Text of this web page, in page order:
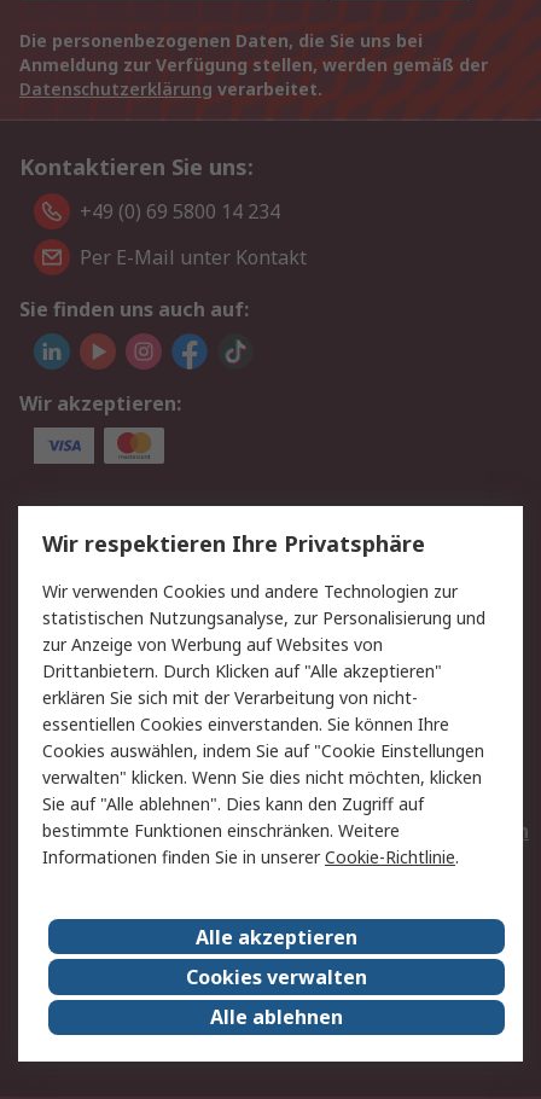
Die personenbezogenen Daten, die Sie uns bei
Anmeldung zur Verfügung stellen, werden gemäß der
Datenschutzerklärung verarbeitet.
Kontaktieren Sie uns:
+49 (0) 69 5800 14 234
Per E-Mail unter Kontakt
Sie finden uns auch auf:
Wir akzeptieren:
Service
Value Added Services
Lieferlösungen
Rücksendungen
Kontakt
Hilfe
Privatkunden
Rechtliches
AGB
Datenschutz
Cookie-Richtlinie
Zahlungsbedingungen
Copyright/Impressum
Entsorgung
Elektrogeräte/Batterien
RS weltweit
Karriere bei RS
Nachhaltigkeit
Qualität/Umwelt/ZertifikatePresse-Center
Event-Center
Wir respektieren Ihre Privatsphäre
Wir verwenden Cookies und andere Technologien zur
statistischen Nutzungsanalyse, zur Personalisierung und
zur Anzeige von Werbung auf Websites von
Drittanbietern. Durch Klicken auf "Alle akzeptieren"
erklären Sie sich mit der Verarbeitung von nicht-
essentiellen Cookies einverstanden. Sie können Ihre
Cookies auswählen, indem Sie auf "Cookie Einstellungen
verwalten" klicken. Wenn Sie dies nicht möchten, klicken
Sie auf "Alle ablehnen". Dies kann den Zugriff auf
bestimmte Funktionen einschränken. Weitere
Informationen finden Sie in unsererCookie-Richtlinie.
Alle akzeptieren
Cookies verwalten
Alle ablehnen